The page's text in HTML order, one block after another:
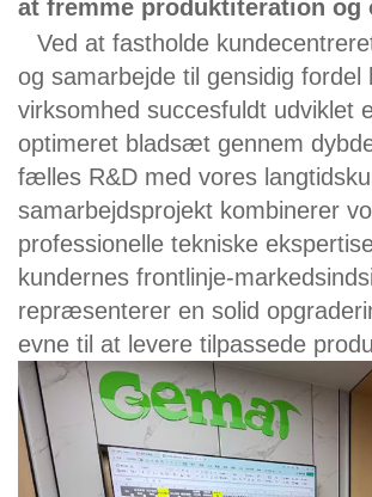
at fremme produktiteration og
Ved at fastholde
og samarbejde til gensidig fordel
virksomhed succesfuldt udviklet
optimeret bladsæt gennem
fælles R&D med vores
samarbejdsprojekt kombinerer
professionelle tekniske
kundernes frontlinje-
repræsenterer en solid
evne til at levere tilpassede